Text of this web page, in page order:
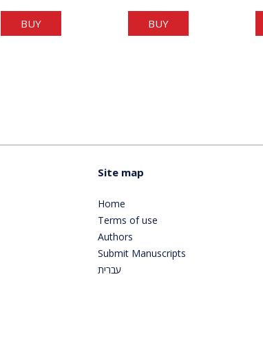
BUY BUY
Site map
Home
Terms of use
Authors
Submit Manuscripts
עברית